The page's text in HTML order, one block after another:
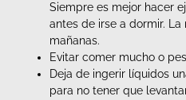
Siempre es mejor hacer
antes de irse a dormir.
mañanas.
Evitar comer mucho o
Deja de ingerir líquidos
para no tener que